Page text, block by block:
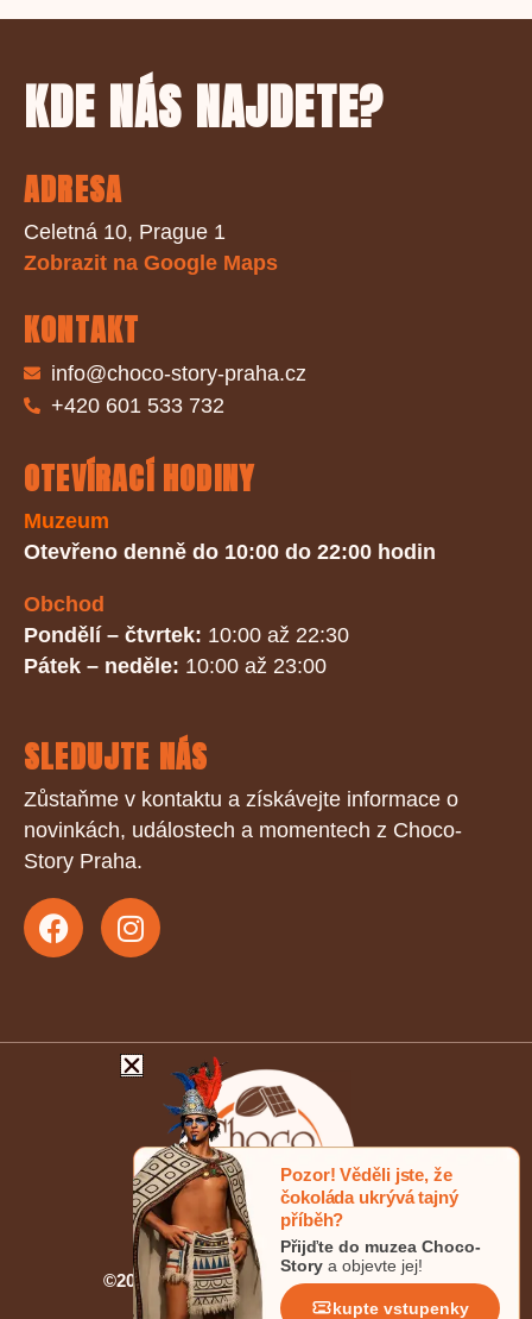
KDE NÁS NAJDETE?
ADRESA
Celetná 10, Prague 1
Zobrazit na Google Maps
KONTAKT
info@choco-story-praha.cz
+420 601 533 732
OTEVÍRACÍ HODINY
Muzeum
Otevřeno denně do 10:00 do 22:00 hodin
Obchod
Pondělí – čtvrtek: 10:00 až 22:30
Pátek – neděle: 10:00 až 23:00
SLEDUJTE NÁS
Zůstaňme v kontaktu a získávejte informace o
novinkách, událostech a momentech z Choco-
Story Praha.
©2026 Choco-Story. All rights reserved.
Pozor! Věděli jste, že
čokoláda ukrývá tajný
příběh?
Přijďte do muzea Choco-
Story a objevte jej!
kupte vstupenky